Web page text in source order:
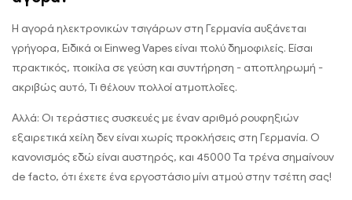
Η αγορά ηλεκτρονικών τσιγάρων στη Γερμανία αυξάνεται
γρήγορα, Ειδικά οι Einweg Vapes είναι πολύ δημοφιλείς. Είσαι
πρακτικός, ποικίλα σε γεύση και συντήρηση - αποπληρωμή -
ακριβώς αυτό, Τι θέλουν πολλοί ατμοπλοΐες.
Αλλά: Οι τεράστιες συσκευές με έναν αριθμό ρουφηξιών
εξαιρετικά χείλη δεν είναι χωρίς προκλήσεις στη Γερμανία. Ο
κανονισμός εδώ είναι αυστηρός, και 45000 Τα τρένα σημαίνουν
de facto, ότι έχετε ένα εργοστάσιο μίνι ατμού στην τσέπη σας!